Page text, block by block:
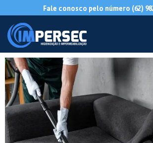
Fale conosco pelo número (62)